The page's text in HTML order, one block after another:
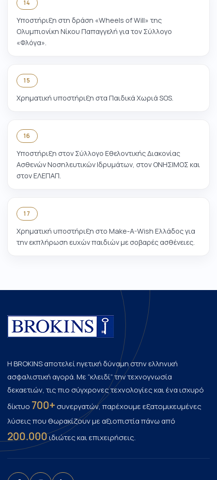
14
Υποστήριξη στη δράση «Wheels of Will» της
Ολυμπιονίκη Νίκου Παπαγγελή για τον Σύλλογο
«Φλόγα».
15
Χρηματική υποστήριξη στα Παιδικά Χωριά SOS.
16
Υποστήριξη στον Σύλλογο Εθελοντικής Διακονίας
Ασθενών Νοσηλευτικών Ιδρυμάτων, στον ΟΝΗΣΙΜΟΣ και
στον ΕΛΕΠΑΠ.
17
Χρηματική υποστήριξη στο Make-A-Wish Ελλάδος για
την εκπλήρωση ευχών παιδιών με σοβαρές ασθένειες.
Η BROKINS αποτελεί ηγετική δύναμη στην ελληνική
ασφαλιστική αγορά. Με “κλειδί” την τεχνογνωσία
δεκαετιών, τις πιο σύγχρονες τεχνολογίες και ένα ισχυρό
δίκτυο 700+συνεργατών, παρέχουμε εξατομικευμένες
λύσεις που θωρακίζουν με αξιοπιστία πάνω από
200.000ιδιώτες και επιχειρήσεις.